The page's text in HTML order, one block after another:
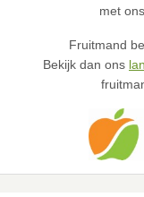
met
Fruitmand
Bekijk dan ons